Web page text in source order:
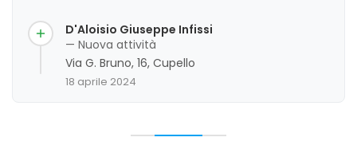
D'Aloisio Giuseppe Infissi
— Nuova attività
Via G. Bruno, 16, Cupello
18 aprile 2024